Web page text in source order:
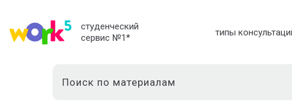
студенческий
сервис №1* типы